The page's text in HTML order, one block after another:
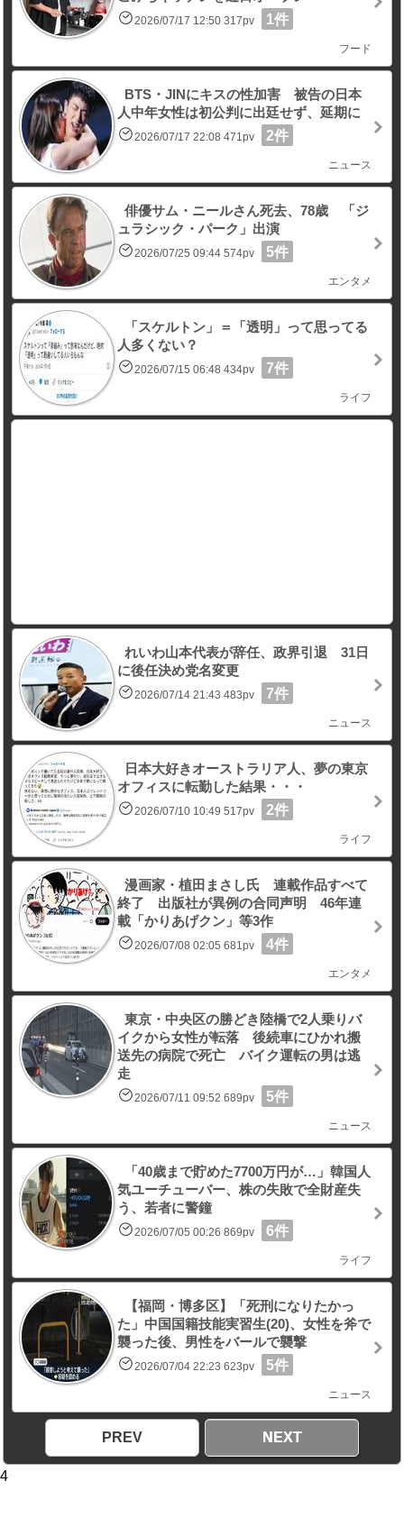
2026/07/17 12:50 317pv 1件
フード
BTS・JINにキスの性加害 被告の日本
人中年女性は初公判に出廷せず、延期に
2026/07/17 22:08 471pv 2件
ニュース
俳優サム・ニールさん死去、78歳 「ジ
ュラシック・パーク」出演
2026/07/25 09:44 574pv 5件
エンタメ
「スケルトン」＝「透明」って思ってる
人多くない？
2026/07/15 06:48 434pv 7件
ライフ
れいわ山本代表が辞任、政界引退 31日
に後任決め党名変更
2026/07/14 21:43 483pv 7件
ニュース
日本大好きオーストラリア人、夢の東京
オフィスに転勤した結果・・・
2026/07/10 10:49 517pv 2件
ライフ
漫画家・植田まさし氏 連載作品すべて
終了 出版社が異例の合同声明 46年連
載「かりあげクン」等3作
2026/07/08 02:05 681pv 4件
エンタメ
東京・中央区の勝どき陸橋で2人乗りバ
イクから女性が転落 後続車にひかれ搬
送先の病院で死亡 バイク運転の男は逃
走
2026/07/11 09:52 689pv 5件
ニュース
「40歳まで貯めた7700万円が…」韓国人
気ユーチューバー、株の失敗で全財産失
う、若者に警鐘
2026/07/05 00:26 869pv 6件
ライフ
【福岡・博多区】「死刑になりたかっ
た」中国国籍技能実習生(20)、女性を斧で
襲った後、男性をバールで襲撃
2026/07/04 22:23 623pv 5件
ニュース
PREV NEXT
4